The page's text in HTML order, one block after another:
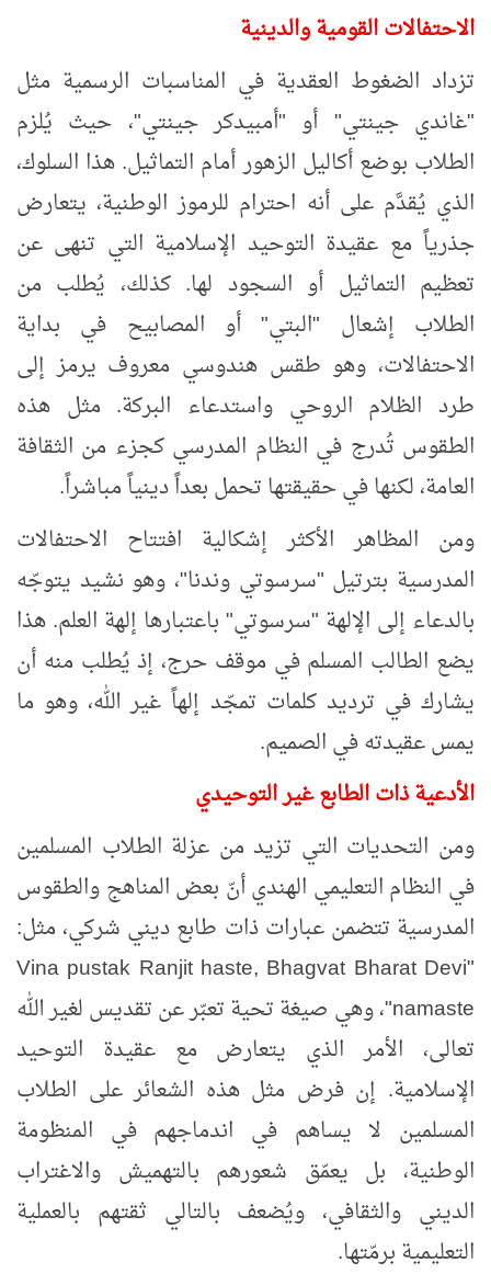
الاحتفالات القومية والدينية
تزداد الضغوط العقدية في المناسبات الرسمية مثل
"غاندي جينتي" أو "أمبيدكر جينتي"، حيث يُلزم
الطلاب بوضع أكاليل الزهور أمام التماثيل. هذا السلوك،
الذي يُقدَّم على أنه احترام للرموز الوطنية، يتعارض
جذرياً مع عقيدة التوحيد الإسلامية التي تنهى عن
تعظيم التماثيل أو السجود لها. كذلك، يُطلب من
الطلاب إشعال "البتي" أو المصابيح في بداية
الاحتفالات، وهو طقس هندوسي معروف يرمز إلى
طرد الظلام الروحي واستدعاء البركة. مثل هذه
الطقوس تُدرج في النظام المدرسي كجزء من الثقافة
العامة، لكنها في حقيقتها تحمل بعداً دينياً مباشراً.
ومن المظاهر الأكثر إشكالية افتتاح الاحتفالات
المدرسية بترتيل "سرسوتي وندنا"، وهو نشيد يتوجّه
بالدعاء إلى الإلهة "سرسوتي" باعتبارها إلهة العلم. هذا
يضع الطالب المسلم في موقف حرج، إذ يُطلب منه أن
يشارك في ترديد كلمات تمجّد إلهاً غير الله، وهو ما
يمس عقيدته في الصميم.
الأدعية ذات الطابع غير التوحيدي
ومن التحديات التي تزيد من عزلة الطلاب المسلمين
في النظام التعليمي الهندي أنّ بعض المناهج والطقوس
المدرسية تتضمن عبارات ذات طابع ديني شركي، مثل:
"
Vina pustak Ranjit haste, Bhagvat Bharat Devi
namaste"، وهي صيغة تحية تعبّر عن تقديس لغير الله
تعالى، الأمر الذي يتعارض مع عقيدة التوحيد
الإسلامية. إن فرض مثل هذه الشعائر على الطلاب
المسلمين لا يساهم في اندماجهم في المنظومة
الوطنية، بل يعمّق شعورهم بالتهميش والاغتراب
الديني والثقافي، ويُضعف بالتالي ثقتهم بالعملية
التعليمية برمّتها.